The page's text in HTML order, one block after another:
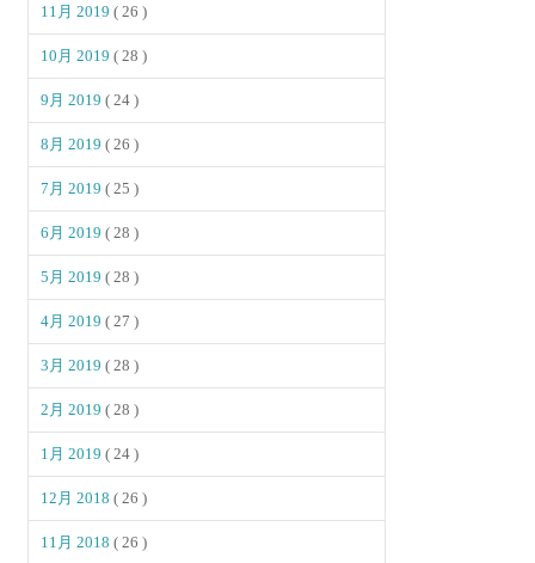
11月 2019( 26 )
10月 2019( 28 )
9月 2019( 24 )
8月 2019( 26 )
7月 2019( 25 )
6月 2019( 28 )
5月 2019( 28 )
4月 2019( 27 )
3月 2019( 28 )
2月 2019( 28 )
1月 2019( 24 )
12月 2018( 26 )
11月 2018( 26 )